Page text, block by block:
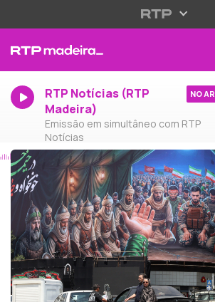
RTP Notícias (RTP
Madeira)
Emissão em simultâneo com RTP
Notícias
NO AR